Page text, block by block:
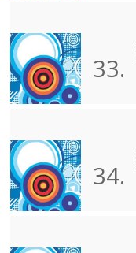
33.
34.